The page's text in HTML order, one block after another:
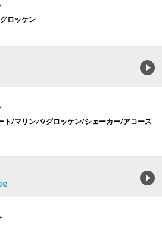
ロッケン
ト/マリンバ/グロッケン/シェーカー/アコース